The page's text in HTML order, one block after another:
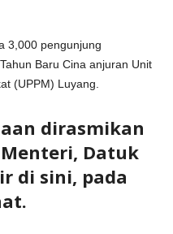
3,000 pengunjung
Baru Cina anjuran Unit
(UPPM) Luyang.
dirasmikan
Datuk
di sini, pada